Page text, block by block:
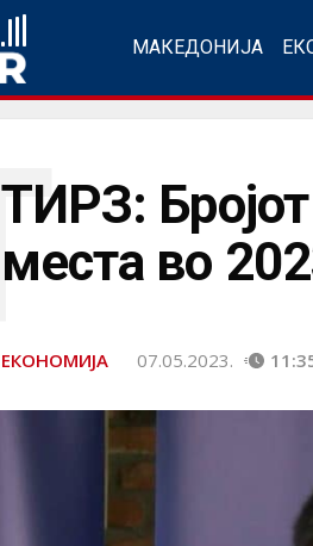
МАКЕДОНИЈА
ТИРЗ:
места во
Т
ЕКОНОМИЈА 07.05.2023.